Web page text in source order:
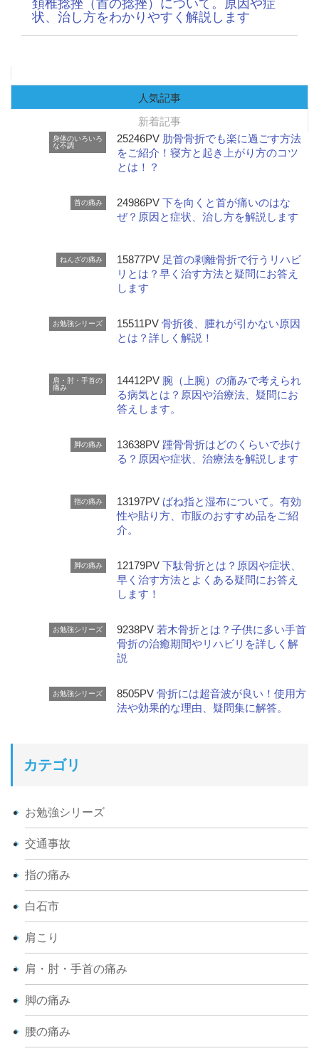
頚椎捻挫（首の捻挫）について。原因や症
状、治し方をわかりやすく解説します
人気記事
新着記事
身体のいろいろ
な不調
25246PV 肋骨骨折でも楽に過ごす方法
をご紹介！寝方と起き上がり方のコツ
とは！？
首の痛み 24986PV下を向くと首が痛いのはな
ぜ？原因と症状、治し方を解説します
ねんざの痛み 15877PV 足首の剥離骨折で行うリハビ
リとは？早く治す方法と疑問にお答え
します
お勉強シリーズ 15511PV骨折後、腫れが引かない原因
とは？詳しく解説！
肩・肘・手首の
痛み
14412PV 腕（上腕）の痛みで考えられ
る病気とは？原因や治療法、疑問にお
答えします。
脚の痛み 13638PV 踵骨骨折はどのくらいで歩け
る？原因や症状、治療法を解説します
指の痛み 13197PV ばね指と湿布について。有効
性や貼り方、市販のおすすめ品をご紹
介。
脚の痛み 12179PV下駄骨折とは？原因や症状、
早く治す方法とよくある疑問にお答え
します！
お勉強シリーズ 9238PV 若木骨折とは？子供に多い手首
骨折の治癒期間やリハビリを詳しく解
説
お勉強シリーズ 8505PV骨折には超音波が良い！使用方
法や効果的な理由、疑問集に解答。
カテゴリ
お勉強シリーズ
交通事故
指の痛み
白石市
肩こり
肩・肘・手首の痛み
脚の痛み
腰の痛み